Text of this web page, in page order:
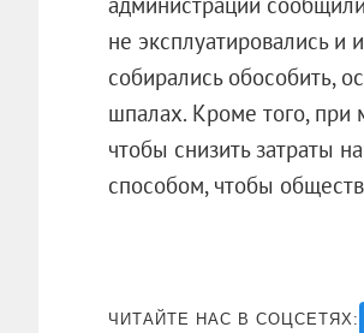
не эксплуатировались и
собирались обособить,
шпалах. Кроме того,
чтобы снизить затраты
способом, чтобы
ЧИТАЙТЕ НАС В СОЦСЕТЯХ: